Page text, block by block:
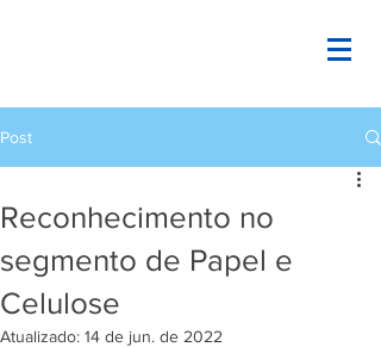
Post
Reconhecimento no
segmento de Papel e
Celulose
Atualizado: 14 de jun. de 2022